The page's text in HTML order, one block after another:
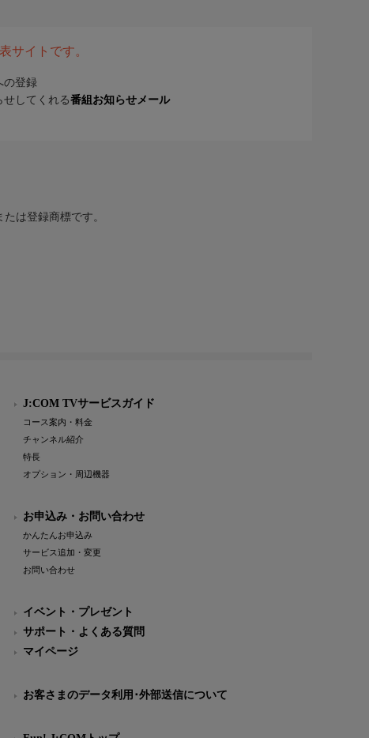
サイトです。
の登録
してくれる番組お知らせメール
は登録商標です。
J:COM TVサービスガイド
コース案内・料金
チャンネル紹介
特長
オプション・周辺機器
お申込み・お問い合わせ
かんたんお申込み
サービス追加・変更
お問い合わせ
イベント・プレゼント
サポート・よくある質問
マイページ
お客さまのデータ利用･外部送信について